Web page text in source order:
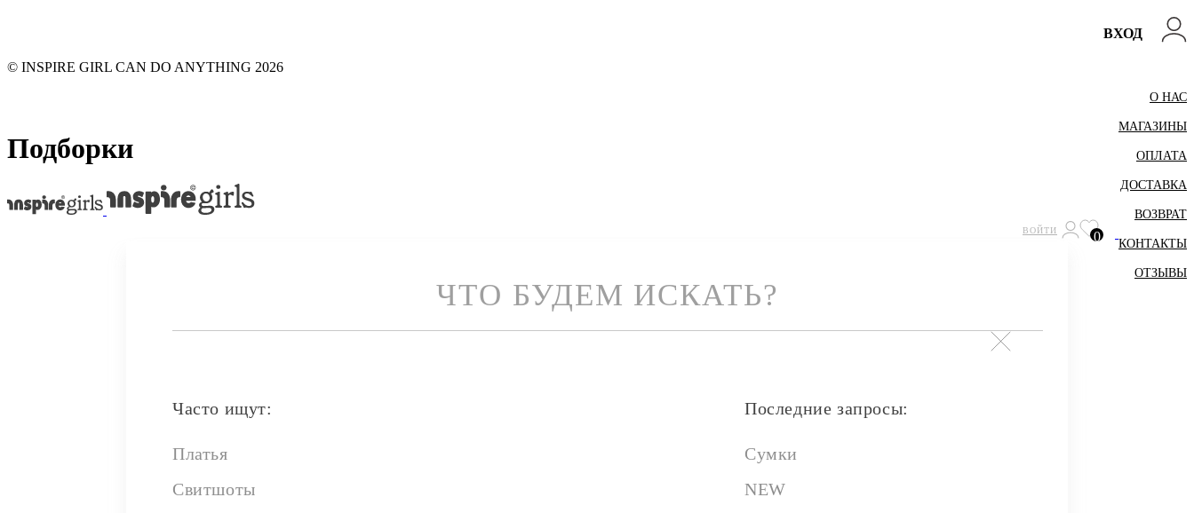
ВХОД
© INSPIRE GIRL CAN DO ANYTHING 2026
О НАС
МАГАЗИНЫ
ОПЛАТА
ДОСТАВКА
ВОЗВРАТ
КОНТАКТЫ
ОТЗЫВЫ
Подборки
ВОЙТИ 0
Часто ищут:
Платья
Свитшоты
Последние запросы:
Сумки
NEW